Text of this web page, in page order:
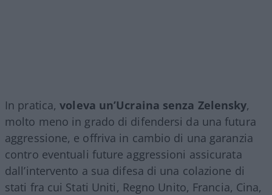
In pratica,voleva un’Ucraina senza Zelensky,
molto meno in grado di difendersi da una futura
aggressione, e offriva in cambio di una garanzia
contro eventuali future aggressioni assicurata
dall’intervento a sua difesa di una colazione di
stati fra cui Stati Uniti, Regno Unito, Francia, Cina,